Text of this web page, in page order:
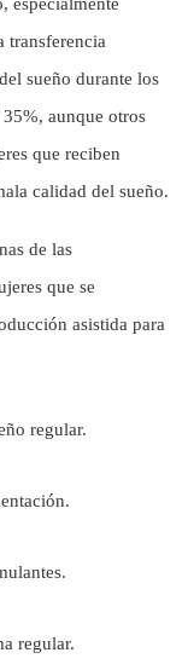
transferencia
sueño durante los
aunque otros
que reciben
calidad del sueño.
de las
que se
asistida para
regular.
regular.